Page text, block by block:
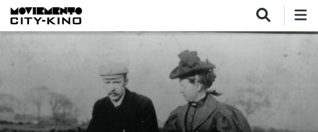
Direkt zum Inhalt